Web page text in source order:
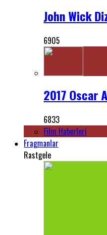
John Wick
6905
2017 Oscar
6833
Film Haberleri
Fragmanlar
Rastgele